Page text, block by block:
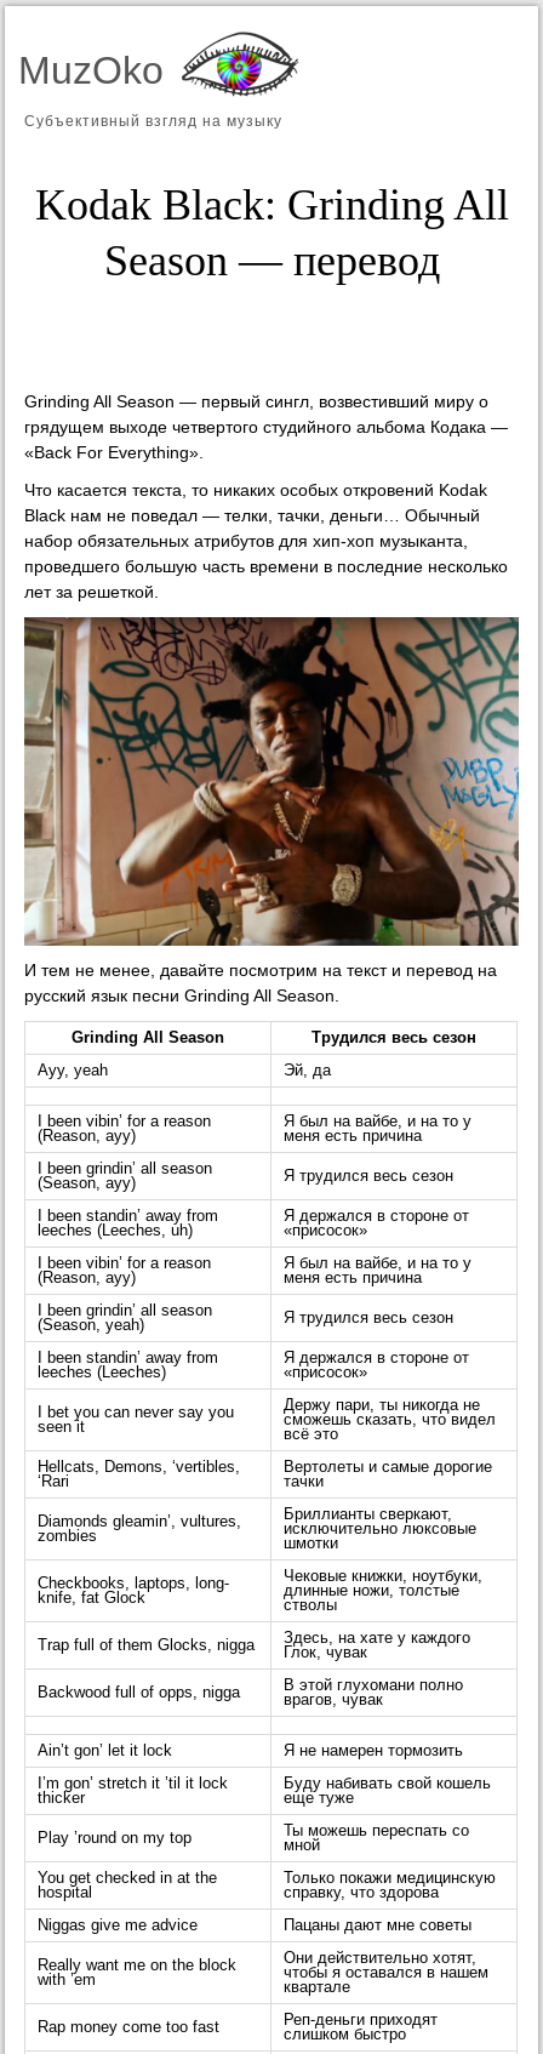
MuzOko
Субъективный взгляд на музыку
Kodak Black: Grinding All
Season — перевод
Grinding All Season — первый сингл, возвестивший миру о
грядущем выходе четвертого студийного альбома Кодака —
«Back For Everything».
Что касается текста, то никаких особых откровений Kodak
Black нам не поведал — телки, тачки, деньги… Обычный
набор обязательных атрибутов для хип-хоп музыканта,
проведшего большую часть времени в последние несколько
лет за решеткой.
И тем не менее, давайте посмотрим на текст и перевод на
русский язык песни Grinding All Season.
Grinding All Season
Трудился весь сезон
Ayy, yeah
Эй, да
I been vibin’ for a reason
(Reason, ayy)
Я был на вайбе, и на то у
меня есть причина
I been grindin’ all season
(Season, ayy)
Я трудился весь сезон
I been standin’ away from
leeches (Leeches, uh)
Я держался в стороне от
«присосок»
I been vibin’ for a reason
(Reason, ayy)
Я был на вайбе, и на то у
меня есть причина
I been grindin’ all season
(Season, yeah)
Я трудился весь сезон
I been standin’ away from
leeches (Leeches)
Я держался в стороне от
«присосок»
I bet you can never say you
seen it
Держу пари, ты никогда не
сможешь сказать, что видел
всё это
Hellcats, Demons, ‘vertibles,
‘Rari
Вертолеты и самые дорогие
тачки
Diamonds gleamin’, vultures,
zombies
Бриллианты сверкают,
исключительно люксовые
шмотки
Checkbooks, laptops, long-
knife, fat Glock
Чековые книжки, ноутбуки,
длинные ножи, толстые
стволы
Trap full of them Glocks, nigga
Здесь, на хате у каждого
Глок, чувак
Backwood full of opps, nigga
В этой глухомани полно
врагов, чувак
Ain’t gon’ let it lock
Я не намерен тормозить
I’m gon’ stretch it ’til it lock
thicker
Буду набивать свой кошель
еще туже
Play ’round on my top
Ты можешь переспать со
мной
You get checked in at the
hospital
Только покажи медицинскую
справку, что здорова
Niggas give me advice
Пацаны дают мне советы
Really want me on the block
with ’em
Они действительно хотят,
чтобы я оставался в нашем
квартале
Rap money come too fast
Реп-деньги приходят
слишком быстро